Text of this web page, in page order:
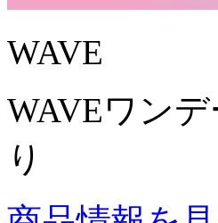
WAVE
WAVEワン
り